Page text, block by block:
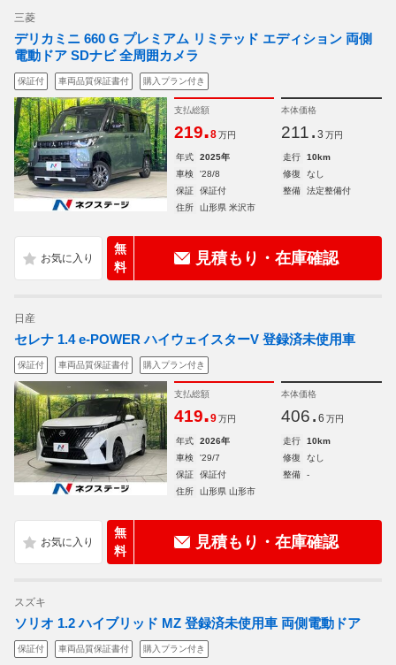
三菱
デリカミニ 660 G プレミアム リミテッド エディション 両側
電動ドア SDナビ 全周囲カメラ
保証付 車両品質保証書付 購入プラン付き
支払総額
219.8 万円
本体価格
211. 3 万円
年式 2025年 走行
10km
車検
'28/8 修復
なし
保証
保証付 整備
法定整備付
住所
山形県 米沢市
無
料
見積もり・在庫確認
日産
セレナ 1.4 e-POWER ハイウェイスターV 登録済未使用車
保証付 車両品質保証書付 購入プラン付き
支払総額
419.9 万円
本体価格
406. 6 万円
年式 2026年 走行
10km
車検
'29/7 修復
なし
保証
保証付 整備
-
住所
山形県 山形市
無
料
見積もり・在庫確認
スズキ
ソリオ 1.2 ハイブリッド MZ 登録済未使用車 両側電動ドア
保証付 車両品質保証書付 購入プラン付き